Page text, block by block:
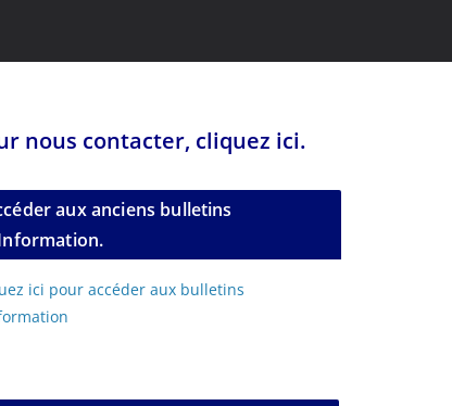
nous contacter, cliquez ici.
aux anciens bulletins
ici pour accéder aux bulletins